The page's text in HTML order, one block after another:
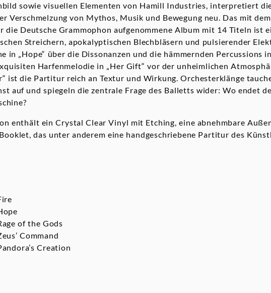
sowie visuellen Elementen von Hamill Industries, interpretiert
Verschmelzung von Mythos, Musik und Bewegung neu. Das mit
die Deutsche Grammophon aufgenommene Album mit 14 Titeln ist
Streichern, apokalyptischen Blechbläsern und pulsierender
in „Hope“ über die Dissonanzen und die hämmernden Percussions
Harfenmelodie in „Her Gift“ vor der unheimlichen
ist die Partitur reich an Textur und Wirkung. Orchesterklänge
auf und spiegeln die zentrale Frage des Balletts wider: Wo endet
enthält ein Crystal Clear Vinyl mit Etching, eine abnehmbare
das unter anderem eine handgeschriebene Partitur des
of the Gods
Command
Creation